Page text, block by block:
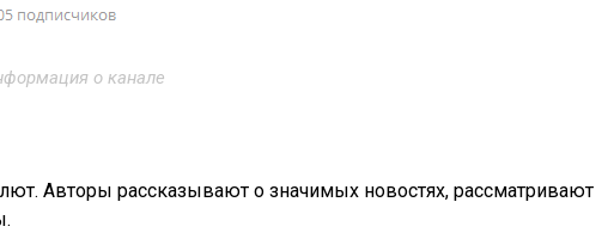
о канале
Авторы рассказывают о значимых новостях, рассматривают